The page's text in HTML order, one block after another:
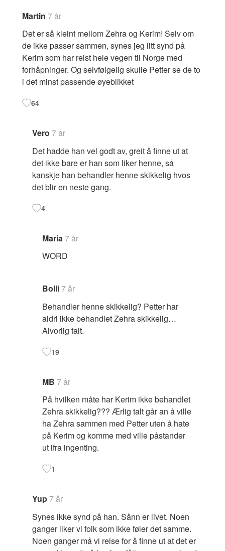
Martin 7 år
Det er så kleint mellom Zehra og Kerim! Selv om
de ikke passer sammen, synes jeg litt synd på
Kerim som har reist hele vegen til Norge med
forhåpninger. Og selvfølgelig skulle Petter se de to
i det minst passende øyeblikket
64
Vero 7 år
Det hadde han vel godt av, greit å finne ut at
det ikke bare er han som liker henne, så
kanskje han behandler henne skikkelig hvos
det blir en neste gang.
4
Maria 7 år
WORD
Bolli7 år
Behandler henne skikkelig? Petter har
aldri ikke behandlet Zehra skikkelig…
Alvorlig talt.
19
MB 7 år
På hvilken måte har Kerim ikke behandlet
Zehra skikkelig??? Ærlig talt går an å ville
ha Zehra sammen med Petter uten å hate
på Kerim og komme med ville påstander
ut ifra ingenting.
1
Yup7 år
Synes ikke synd på han. Sånn er livet. Noen
ganger liker vi folk som ikke føler det samme.
Noen ganger må vi reise for å finne ut at det er